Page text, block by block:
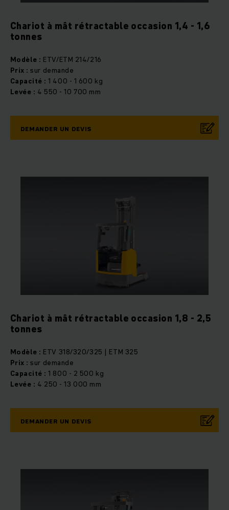
Chariot à mât rétractable occasion 1,4 - 1,6
tonnes
Modèle : ETV/ETM 214/216
Prix :sur demande
Capacité :1 400 - 1 600 kg
Levée : 4 550 - 10 700 mm
DEMANDER UN DEVIS
Chariot à mât rétractable occasion 1,8 - 2,5
tonnes
Modèle : ETV 318/320/325 | ETM 325
Prix :sur demande
Capacité :1 800 - 2 500 kg
Levée : 4 250 - 13 000 mm
DEMANDER UN DEVIS